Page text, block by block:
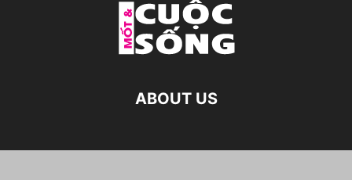
ABOUT US